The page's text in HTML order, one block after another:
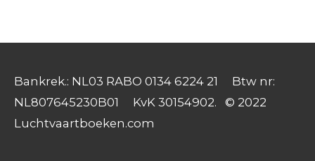
Bankrek.: NL03 RABO 0134 6224 21 Btw nr:
NL807645230B01 KvK 30154902. © 2022
Luchtvaartboeken.com